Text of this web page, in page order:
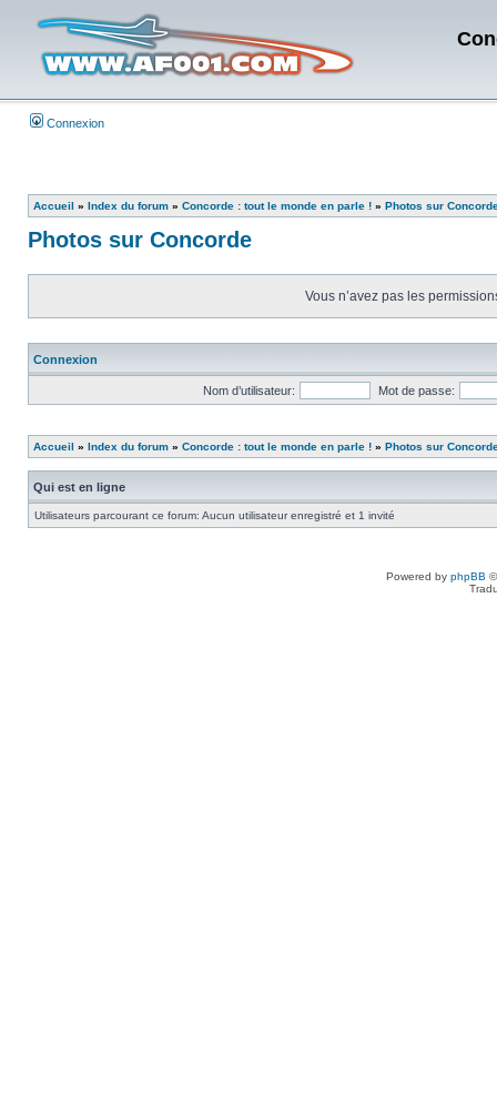
Connexion
Accueil » Index du forum » Concorde : tout le monde en parle ! » Photos sur
Photos sur Concorde
Vous n’avez pas les
Connexion
Nom d’utilisateur: Mot de passe:
Accueil » Index du forum » Concorde : tout le monde en parle ! » Photos sur
Qui est en ligne
Utilisateurs parcourant ce forum: Aucun utilisateur enregistré et 1 invité
Powered by phpBB